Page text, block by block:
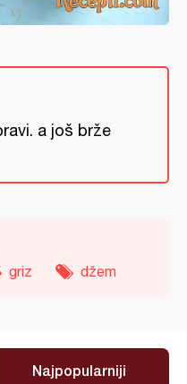
a još brže
griz džem
Najpopularniji